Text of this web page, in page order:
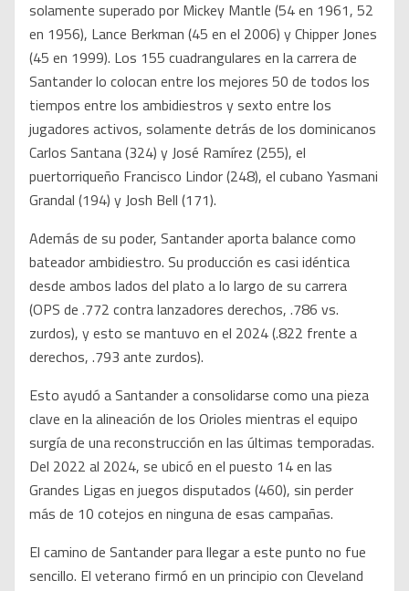
solamente superado por Mickey Mantle (54 en 1961, 52
en 1956), Lance Berkman (45 en el 2006) y Chipper Jones
(45 en 1999). Los 155 cuadrangulares en la carrera de
Santander lo colocan entre los mejores 50 de todos los
tiempos entre los ambidiestros y sexto entre los
jugadores activos, solamente detrás de los dominicanos
Carlos Santana (324) y José Ramírez (255), el
puertorriqueño Francisco Lindor (248), el cubano Yasmani
Grandal (194) y Josh Bell (171).
Además de su poder, Santander aporta balance como
bateador ambidiestro. Su producción es casi idéntica
desde ambos lados del plato a lo largo de su carrera
(OPS de .772 contra lanzadores derechos, .786 vs.
zurdos), y esto se mantuvo en el 2024 (.822 frente a
derechos, .793 ante zurdos).
Esto ayudó a Santander a consolidarse como una pieza
clave en la alineación de los Orioles mientras el equipo
surgía de una reconstrucción en las últimas temporadas.
Del 2022 al 2024, se ubicó en el puesto 14 en las
Grandes Ligas en juegos disputados (460), sin perder
más de 10 cotejos en ninguna de esas campañas.
El camino de Santander para llegar a este punto no fue
sencillo. El veterano firmó en un principio con Cleveland